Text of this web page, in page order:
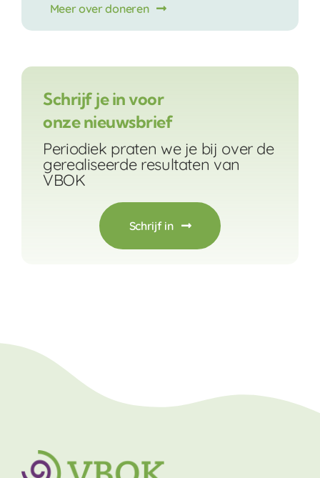
Meer over doneren
Schrijf je in voor
onze nieuwsbrief
Periodiek praten we je bij over de
gerealiseerde resultaten van
VBOK
Schrijf in